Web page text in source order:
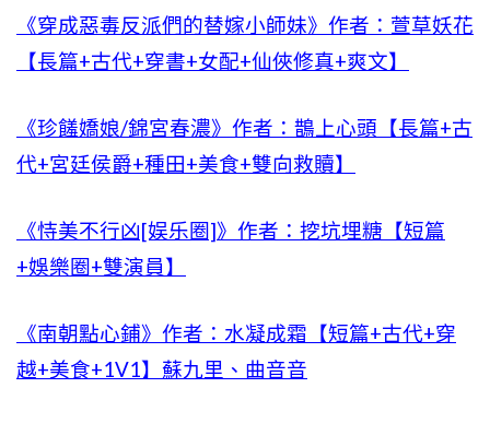
《穿成惡毒反派們的替嫁小師妹》作者：萱草妖花
【長篇+古代+穿書+女配+仙俠修真+爽文】
《珍饈嬌娘/錦宮春濃》作者：鵲上心頭【長篇+古
代+宮廷侯爵+種田+美食+雙向救贖】
《恃美不行凶[娱乐圈]》作者：挖坑埋糖【短篇
+娛樂圈+雙演員】
《南朝點心鋪》作者：水凝成霜【短篇+古代+穿
越+美食+1V1】蘇九里、曲音音